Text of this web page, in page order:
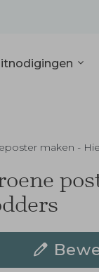
maken -